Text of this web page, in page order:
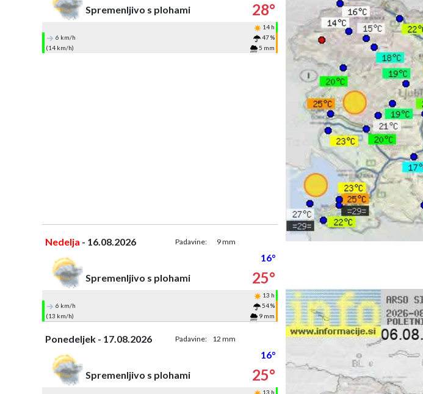
Spremenljivo s plohami
28°
14 h
6 km/h
47 %
(14 km/h)
5 mm
Nedelja - 16.08.2026 Padavine: 9 mm
16°
Spremenljivo s plohami
25°
13 h
6 km/h
54 %
(13 km/h)
9 mm
Ponedeljek - 17.08.2026 Padavine: 12 mm
16°
Spremenljivo s plohami
25°
13 h